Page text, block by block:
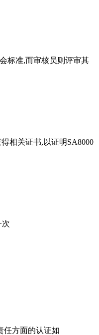
标准,而审核员则评审其
相关证书,以证明SA8000
次
任方面的认证如